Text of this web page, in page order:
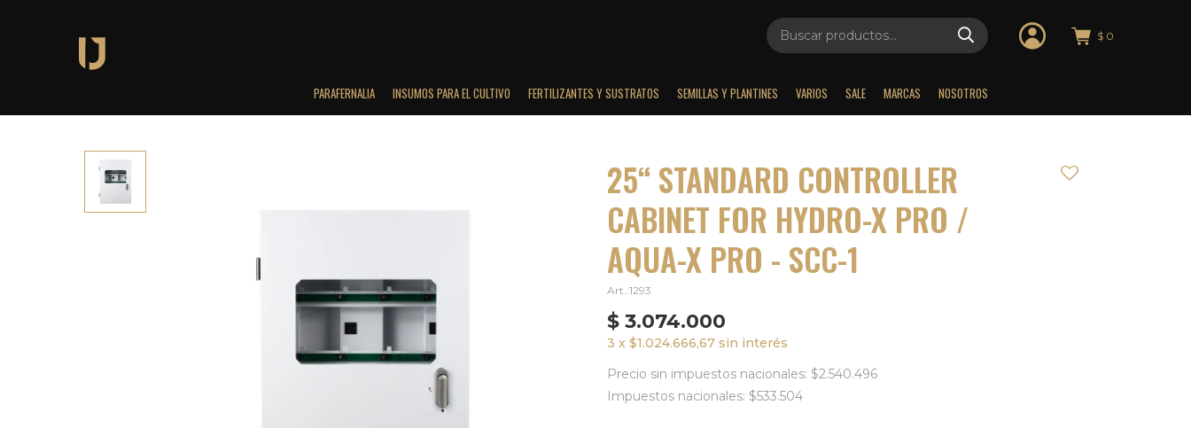
PARAFERNALIA INSUMOS PARA EL CULTIVO FERTILIZANTES Y SUSTRATOS SEMILLAS Y PLANTINES VARIOS SALE MARCAS NOSOTROS
$ 0
25“ STANDARD CONTROLLER
CABINET FOR HYDRO-X PRO /
AQUA-X PRO - SCC-1
1293
$ 3.074.000
3 x $1.024.666,67 sin interés
Precio sin impuestos nacionales: $2.540.496
Impuestos nacionales: $533.504